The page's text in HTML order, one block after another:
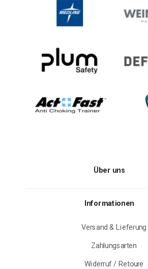
Über uns
Informationen
Versand & Lieferung
Zahlungsarten
Widerruf / Retoure